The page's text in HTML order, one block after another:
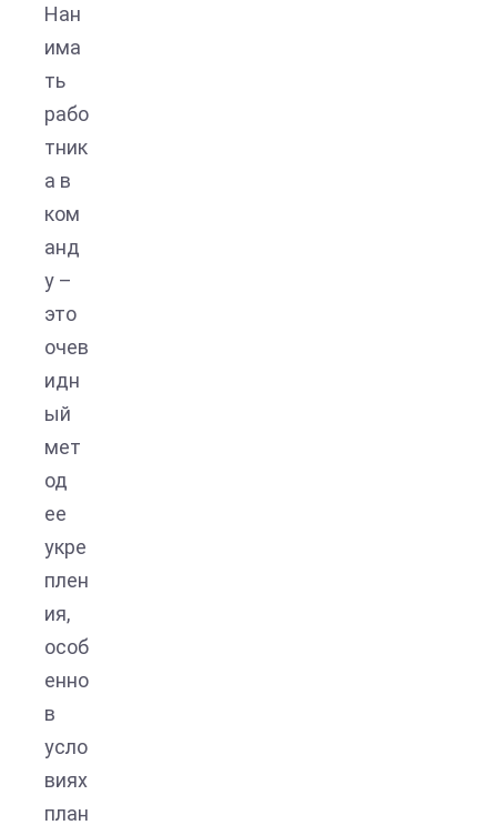
Нан
има
ть
рабо
тник
а в
ком
анд
у –
это
очев
идн
ый
мет
од
ее
укре
плен
ия,
особ
енно
в
усло
виях
план